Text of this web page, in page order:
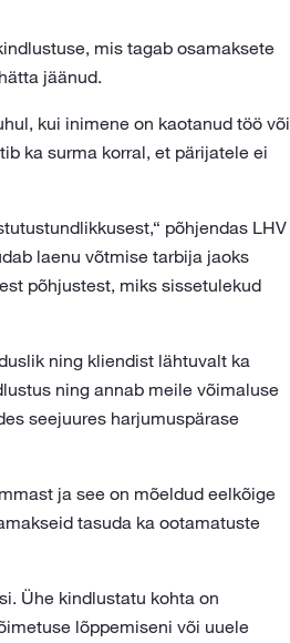
mis tagab osamaksete
jäänud.
kui inimene on kaotanud töö või
ka surma korral, et pärijatele ei
põhjendas LHV
laenu võtmise tarbija jaoks
põhjustest, miks sissetulekud
ning kliendist lähtuvalt ka
ning annab meile võimaluse
seejuures harjumuspärase
ja see on mõeldud eelkõige
tasuda ka ootamatuste
Ühe kindlustatu kohta on
lõppemiseni või uuele